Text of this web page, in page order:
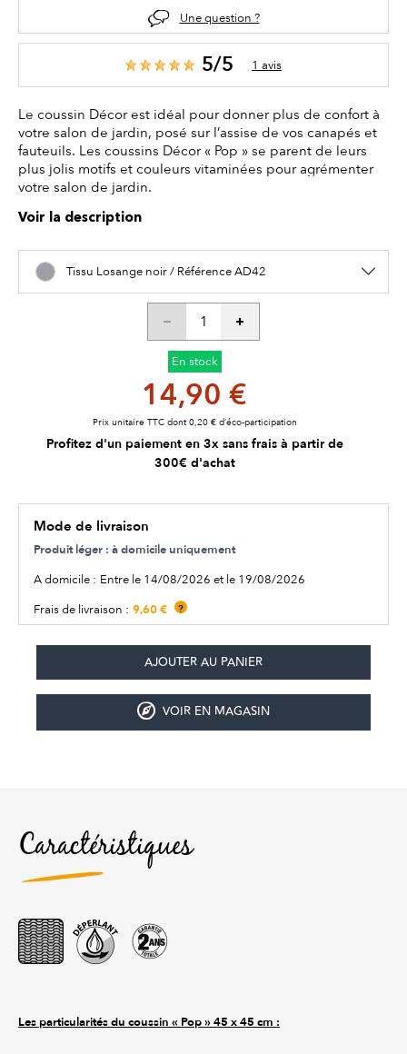
Une question ?
5/5 1 avis
Le coussin Décor est idéal pour donner plus de confort à
votre salon de jardin, posé sur l’assise de vos canapés et
fauteuils. Les coussins Décor « Pop » se parent de leurs
plus jolis motifs et couleurs vitaminées pour agrémenter
votre salon de jardin.
Voir la description
Tissu Losange noir / Référence AD42
En stock
14,90 €
Prix unitaire TTC dont 0,20 € d’éco-participation
Profitez d'un paiement en 3x sans frais à partir de
300€ d'achat
Mode de livraison
Produit léger : à domicile uniquement
A domicile : Entre le 14/08/2026 et le 19/08/2026
Frais de livraison : 9,60 € ?
VOIR EN MAGASIN
Caractéristiques
Les particularités du coussin « Pop » 45 x 45 cm :